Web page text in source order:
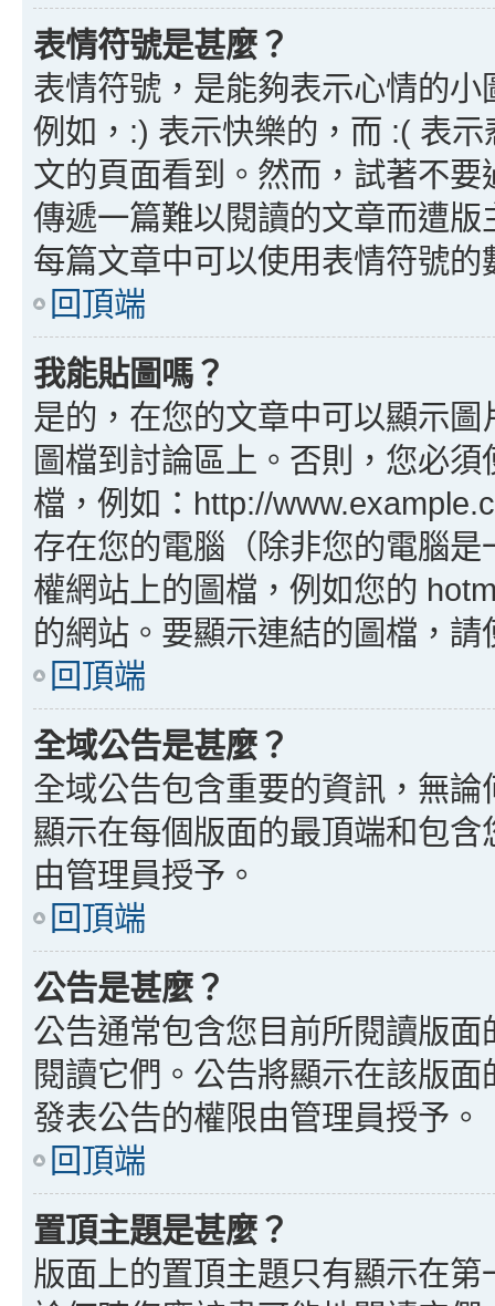
表情符號是甚麼？
表情符號，是能夠表示心情的
例如，:) 表示快樂的，而 :( 表
文的頁面看到。然而，試著不
傳遞一篇難以閱讀的文章而遭
每篇文章中可以使用表情符號的
回頂端
我能貼圖嗎？
是的，在您的文章中可以顯示
圖檔到討論區上。否則，您必
檔，例如：http://
存在您的電腦（除非您的電腦
權網站上的圖檔，例如您的
的網站。要顯示連結的圖檔，
回頂端
全域公告是甚麼？
全域公告包含重要的資訊，無
顯示在每個版面的最頂端和包
由管理員授予。
回頂端
公告是甚麼？
公告通常包含您目前所閱讀版
閱讀它們。公告將顯示在該版
發表公告的權限由管理員授予。
回頂端
置頂主題是甚麼？
版面上的置頂主題只有顯示在